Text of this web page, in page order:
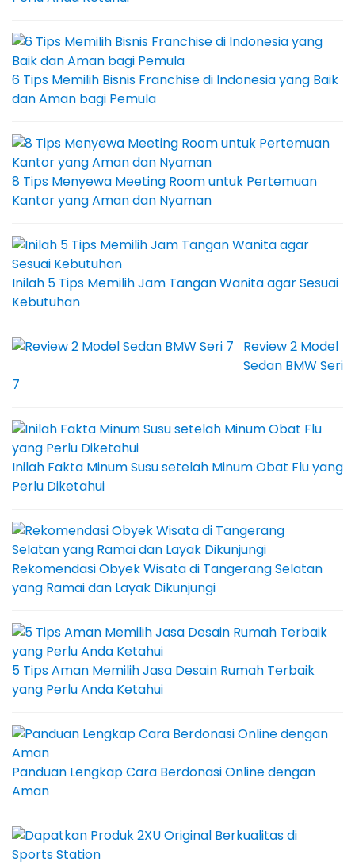
6 Tips Memilih Bisnis Franchise di Indonesia yang Baik
dan Aman bagi Pemula
8 Tips Menyewa Meeting Room untuk Pertemuan
Kantor yang Aman dan Nyaman
Inilah 5 Tips Memilih Jam Tangan Wanita agar Sesuai
Kebutuhan
Review 2 Model
Sedan BMW Seri
7
Inilah Fakta Minum Susu setelah Minum Obat Flu yang
Perlu Diketahui
Rekomendasi Obyek Wisata di Tangerang Selatan
yang Ramai dan Layak Dikunjungi
5 Tips Aman Memilih Jasa Desain Rumah Terbaik
yang Perlu Anda Ketahui
Panduan Lengkap Cara Berdonasi Online dengan
Aman